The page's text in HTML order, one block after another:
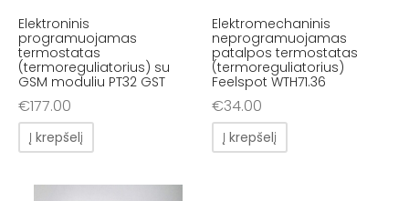
Elektroninis
programuojamas
termostatas
(termoreguliatorius) su
GSM moduliu PT32 GST
€177.00
Į krepšelį
Elektromechaninis
neprogramuojamas
patalpos termostatas
(termoreguliatorius)
Feelspot WTH71.36
€34.00
Į krepšelį